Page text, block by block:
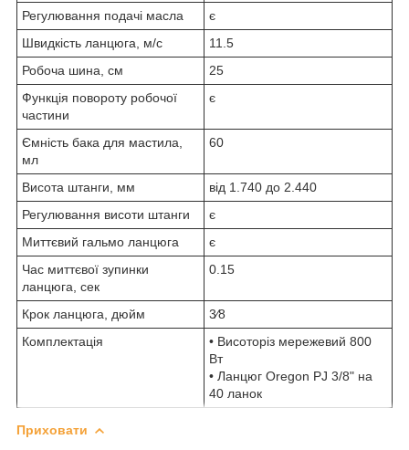
Регулювання подачі масла
є
Швидкість ланцюга, м/с
11.5
Робоча шина, см
25
Функція повороту робочої
частини
є
Ємність бака для мастила,
мл
60
Висота штанги, мм
від 1.740 до 2.440
Регулювання висоти штанги
є
Миттєвий гальмо ланцюга
є
Час миттєвої зупинки
ланцюга, сек
0.15
Крок ланцюга, дюйм
3⁄8
Комплектація
• Висоторіз мережевий 800
Вт
• Ланцюг Oregon PJ 3/8" на
40 ланок
Приховати